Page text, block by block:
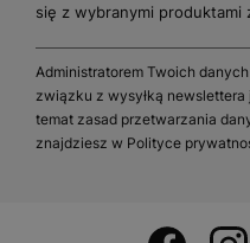
się z wybranymi produktami
Administratorem Twoich
związku z wysyłką newslettera
temat zasad przetwarzania
znajdziesz w Polityce